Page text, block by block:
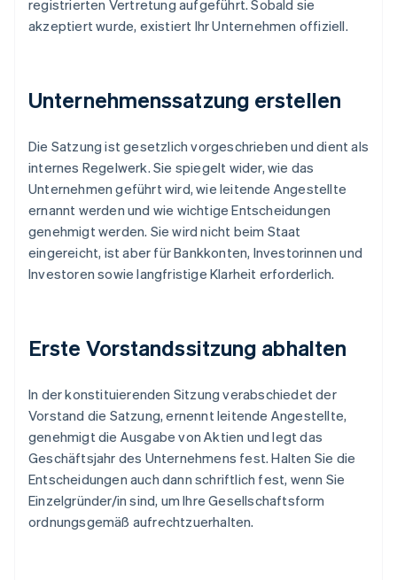
registrierten Vertretung aufgeführt. Sobald sie
akzeptiert wurde, existiert Ihr Unternehmen offiziell.
Unternehmenssatzung erstellen
Die Satzung ist gesetzlich vorgeschrieben und dient als
internes Regelwerk. Sie spiegelt wider, wie das
Unternehmen geführt wird, wie leitende Angestellte
ernannt werden und wie wichtige Entscheidungen
genehmigt werden. Sie wird nicht beim Staat
eingereicht, ist aber für Bankkonten, Investorinnen und
Investoren sowie langfristige Klarheit erforderlich.
Erste Vorstandssitzung abhalten
In der konstituierenden Sitzung verabschiedet der
Vorstand die Satzung, ernennt leitende Angestellte,
genehmigt die Ausgabe von Aktien und legt das
Geschäftsjahr des Unternehmens fest. Halten Sie die
Entscheidungen auch dann schriftlich fest, wenn Sie
Einzelgründer/in sind, um Ihre Gesellschaftsform
ordnungsgemäß aufrechtzuerhalten.